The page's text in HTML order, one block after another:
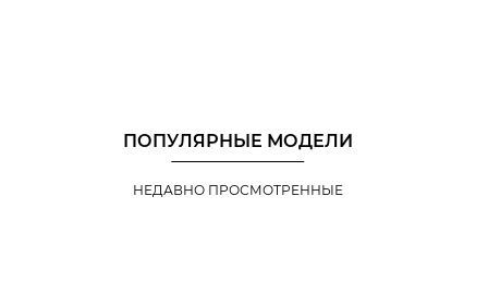
ПОПУЛЯРНЫЕ МОДЕЛИ
НЕДАВНО ПРОСМОТРЕННЫЕ